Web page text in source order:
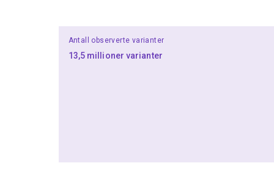
Antall observerte varianter
13,5 millioner varianter